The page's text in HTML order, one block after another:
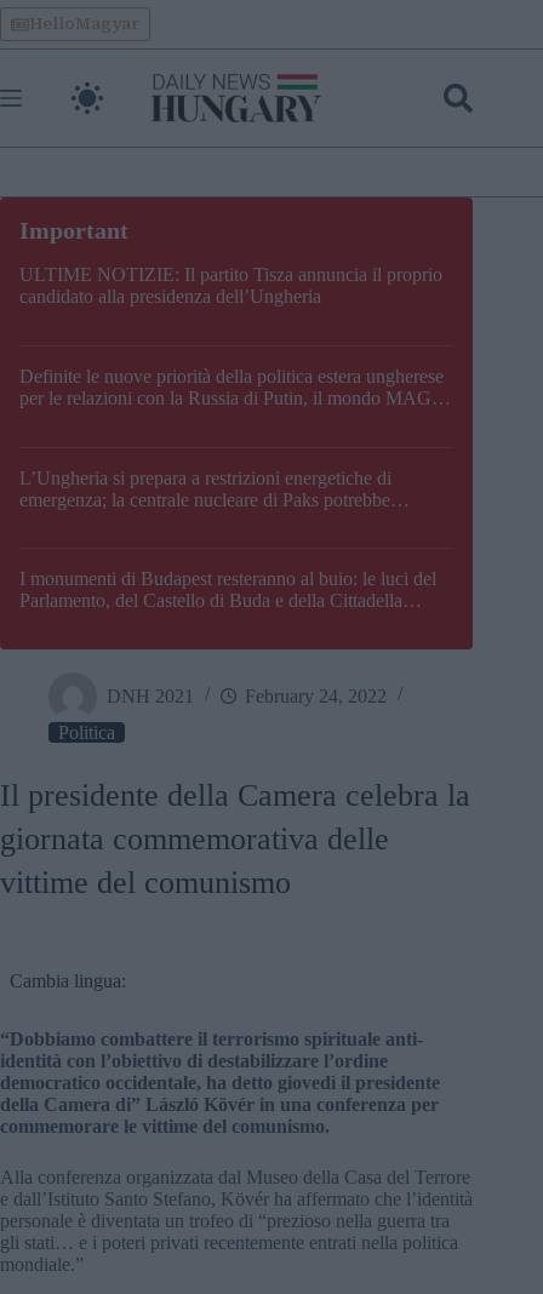
Skip
to
content
HelloMagyar
ULTIME NOTIZIE: Il partito Tisza annuncia il proprio
candidato alla presidenza dell’Ungheria
Definite le nuove priorità della politica estera ungherese
per le relazioni con la Russia di Putin, il mondo MAGA,
L’Ungheria si prepara a restrizioni energetiche di
emergenza; la centrale nucleare di Paks potrebbe
I monumenti di Budapest resteranno al buio: le luci del
Parlamento, del Castello di Buda e della Cittadella
DNH 2021
February 24, 2022
Politica
Il presidente della Camera celebra la
giornata commemorativa delle
vittime del comunismo
Cambia lingua:
“Dobbiamo combattere il terrorismo spirituale anti-
identità con l’obiettivo di destabilizzare l’ordine
democratico occidentale, ha detto giovedì il presidente
della Camera di” László Kövér in una conferenza per
commemorare le vittime del comunismo.
Alla conferenza organizzata dal Museo della Casa del Terrore
e dall’Istituto Santo Stefano, Kövér ha affermato che l’identità
personale è diventata un trofeo di “prezioso nella guerra tra
gli stati… e i poteri privati recentemente entrati nella politica
mondiale.”